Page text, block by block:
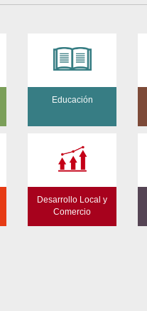
Educación
Desarrollo Local y
Comercio